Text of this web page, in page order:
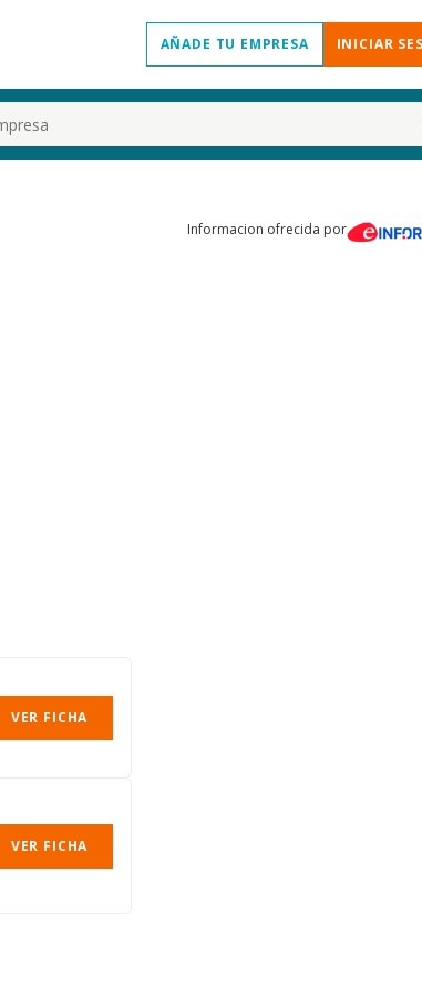
AÑADE TU EMPRESA INICIAR
VER FICHA
VER FICHA
Informacion ofrecida por